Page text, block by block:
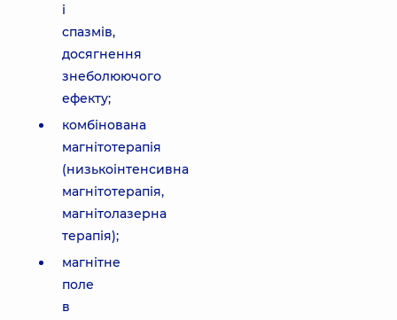
і
спазмів,
досягнення
знеболюючого
ефекту;
комбінована
магнітотерапія
(низькоінтенсивна
магнітотерапія,
магнітолазерна
терапія);
магнітне
поле
в